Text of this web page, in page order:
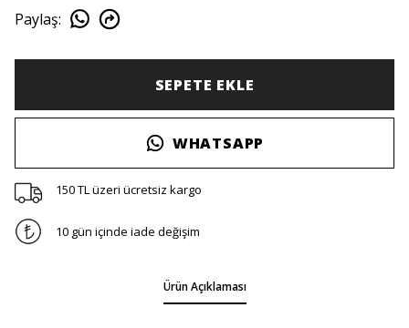
Paylaş:
SEPETE EKLE
WHATSAPP
150 TL üzeri ücretsiz kargo
10 gün içinde iade değişim
Ürün Açıklaması